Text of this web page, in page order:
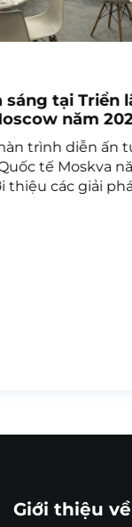
16 Jan
Công ty
Dẫn dắt
liệu toàn
Zhejiang
công nghệ
Chiết
liệu toàn
nghiệp và
Giới thiệu